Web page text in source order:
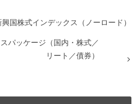
興国株式インデックス（ノーロード）
パッケージ（国内・株式／
リート／債券）